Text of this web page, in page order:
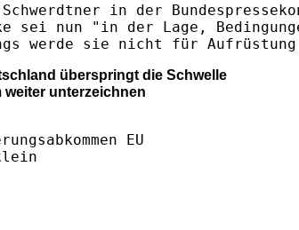
in der
sei nun "in der Lage,
werde sie nicht für Aufrüstung
überspringt die Schwelle
weiter unterzeichnen